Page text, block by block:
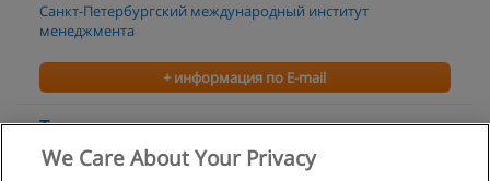
Санкт-Петербургский международный институт
менеджмента
+ информация по E-mail
Техника оценки инвестиционных проектов
Санкт-Петербургский международный институт
We Care About Your Privacy